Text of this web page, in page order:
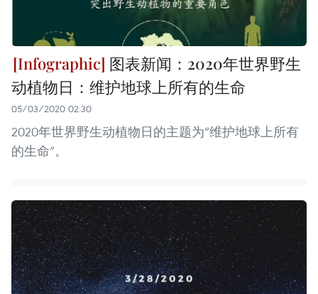
图表新闻：2020年世界野生
动植物日：维护地球上所有的生命
05/03/2020 02:30
2020年世界野生动植物日的主题为“维护地球上所有
的生命”。